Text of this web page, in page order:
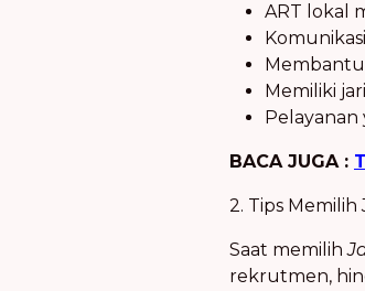
ART lokal
Memiliki
BACA JUGA :
2. Tips Memilih
Saat memilih
rekrutmen,